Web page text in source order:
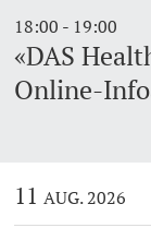
18:00 - 19:00
«DAS
Online-
11AUG. 2026